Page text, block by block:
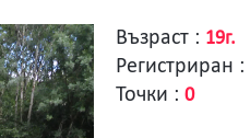
Възраст : 19г.
Регистриран :
Точки : 0